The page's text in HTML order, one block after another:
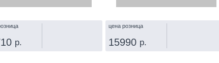
р.
цена розница
15990 р.